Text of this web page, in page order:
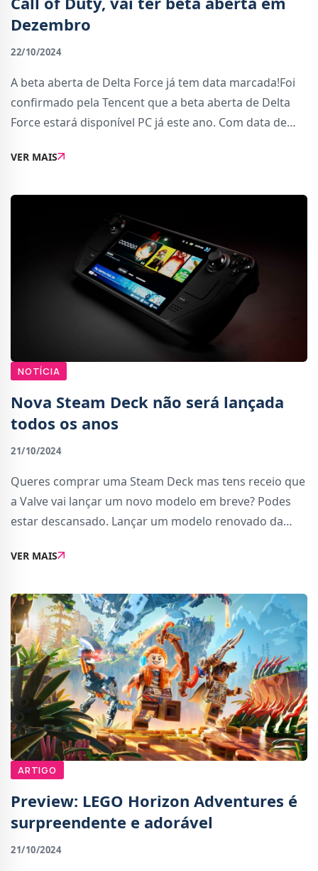
Dezembro
22/10/2024
A beta aberta de Delta Force já tem data marcada!Foi
confirmado pela Tencent que a beta aberta de Delta
Force estará disponível PC já este ano. Com data de
uma oportunidade para começar a jogar
VER MAIS
NOTÍCIA
Nova Steam Deck não será lançada
todos os anos
21/10/2024
Queres comprar uma Steam Deck mas tens receio que
a Valve vai lançar um novo modelo em breve? Podes
estar descansado. Lançar um modelo renovado da
Valve.Espera.... como é que sabes isto?Esta in
VER MAIS
ARTIGO
Preview: LEGO Horizon Adventures é
surpreendente e adorável
21/10/2024